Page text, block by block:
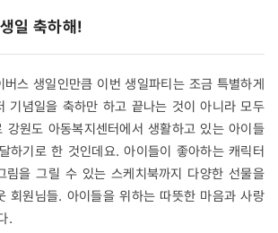
일 축하해!
스 생일인만큼 이번 생일파티는 조금 특별하게
기념일을 축하만 하고 끝나는 것이 아니라 모두
강원도 아동복지센터에서 생활하고 있는 아이들
하기로 한 것인데요. 아이들이 좋아하는 캐릭터
림을 그릴 수 있는 스케치북까지 다양한 선물을
회원님들. 아이들을 위하는 따뜻한 마음과 사랑
.